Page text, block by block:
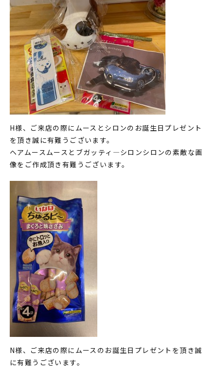
H様、ご来店の際にムースとシロンのお誕生日プレゼント
を頂き誠に有難うございます。
ヘアムースムースとブガッティ―シロンシロンの素敵な画
像をご作成頂き有難うございます。
N様、ご来店の際にムースのお誕生日プレゼントを頂き誠
に有難うございます。